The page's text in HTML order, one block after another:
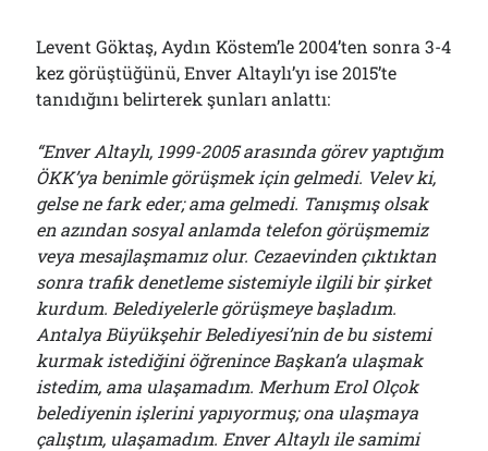
Levent Göktaş, Aydın Köstem’le 2004’ten sonra 3-4
kez görüştüğünü, Enver Altaylı’yı ise 2015’te
tanıdığını belirterek şunları anlattı:
“Enver Altaylı, 1999-2005 arasında görev yaptığım
ÖKK’ya benimle görüşmek için gelmedi. Velev ki,
gelse ne fark eder; ama gelmedi. Tanışmış olsak
en azından sosyal anlamda telefon görüşmemiz
veya mesajlaşmamız olur. Cezaevinden çıktıktan
sonra trafik denetleme sistemiyle ilgili bir şirket
kurdum. Belediyelerle görüşmeye başladım.
Antalya Büyükşehir Belediyesi’nin de bu sistemi
kurmak istediğini öğrenince Başkan’a ulaşmak
istedim, ama ulaşamadım. Merhum Erol Olçok
belediyenin işlerini yapıyormuş; ona ulaşmaya
çalıştım, ulaşamadım. Enver Altaylı ile samimi